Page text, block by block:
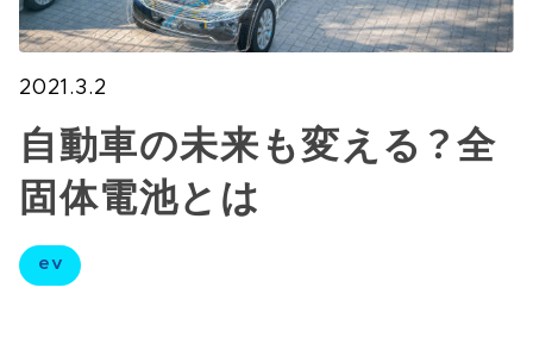
2021.3.2
自動車の未来も変える？全
固体電池とは
ev